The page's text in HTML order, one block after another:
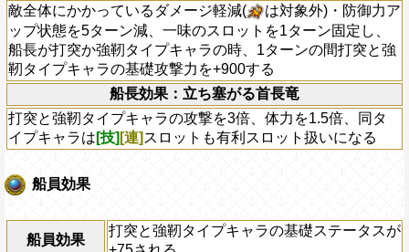
敵全体にかかっているダメージ軽減(
は対象外)・防御力ア
ップ状態を5ターン減、一味のスロットを1ターン固定し、
船長が打突か強靭タイプキャラの時、1ターンの間打突と強
靭タイプキャラの基礎攻撃力を+900する
船長効果：立ち塞がる首長竜
打突と強靭タイプキャラの攻撃を3倍、体力を1.5倍、同タ
イプキャラは [技] [連] スロットも有利スロット扱いになる
船員効果
船員効果
打突と強靭タイプキャラの基礎ステータスが